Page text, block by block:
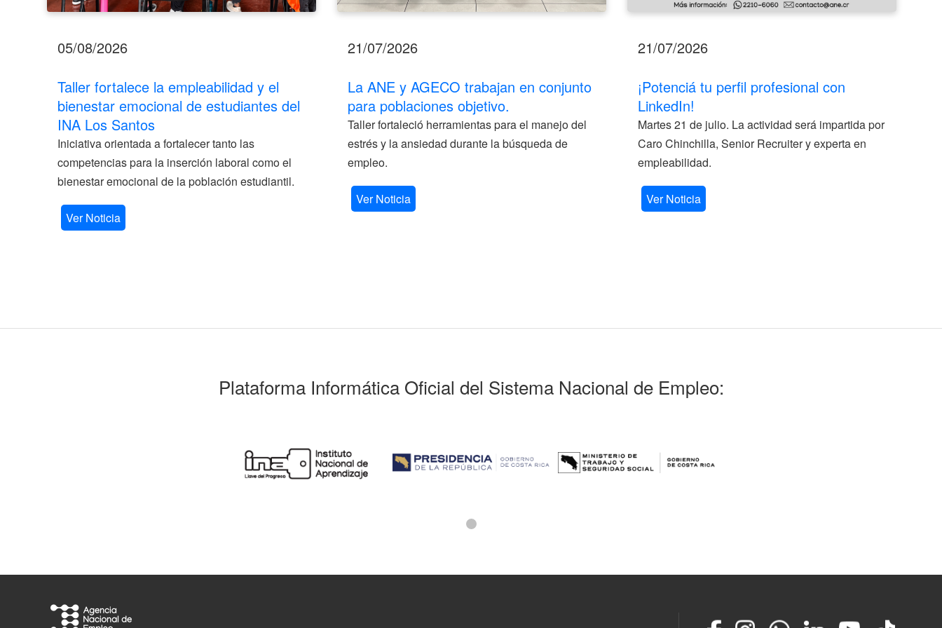
05/08/2026
Taller fortalece la empleabilidad y el
bienestar emocional de estudiantes del
INA Los Santos
Iniciativa orientada a fortalecer tanto las
competencias para la inserción laboral como el
bienestar emocional de la población estudiantil.
Ver Noticia
21/07/2026
La ANE y AGECO trabajan en conjunto
para poblaciones objetivo.
Taller fortaleció herramientas para el manejo del
estrés y la ansiedad durante la búsqueda de
empleo.
Ver Noticia
21/07/2026
¡Potenciá tu perfil profesional con
LinkedIn!
Martes 21 de julio. La actividad será impartida por
Caro Chinchilla, Senior Recruiter y experta en
empleabilidad.
Ver Noticia
Plataforma Informática Oficial del Sistema Nacional de Empleo: